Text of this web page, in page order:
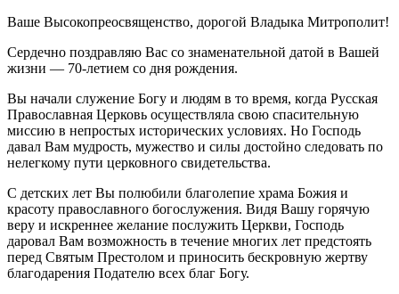
Ваше Высокопреосвященство, дорогой Владыка Митрополит!
Сердечно поздравляю Вас со знаменательной датой в Вашей
жизни — 70-летием со дня рождения.
Вы начали служение Богу и людям в то время, когда Русская
Православная Церковь осуществляла свою спасительную
миссию в непростых исторических условиях. Но Господь
давал Вам мудрость, мужество и силы достойно следовать по
нелегкому пути церковного свидетельства.
С детских лет Вы полюбили благолепие храма Божия и
красоту православного богослужения. Видя Вашу горячую
веру и искреннее желание послужить Церкви, Господь
даровал Вам возможность в течение многих лет предстоять
перед Святым Престолом и приносить бескровную жертву
благодарения Подателю всех благ Богу.